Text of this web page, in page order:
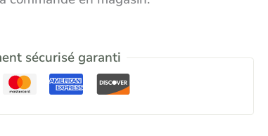
sécurisé garanti